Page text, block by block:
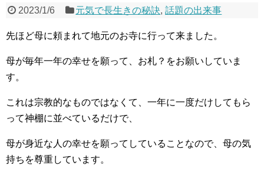
2023/1/6 元気で長生きの秘訣,話題の出来事
先ほど母に頼まれて地元のお寺に行って来ました。
母が毎年一年の幸せを願って、お札？をお願いしていま
す。
これは宗教的なものではなくて、一年に一度だけしてもら
って神棚に並べているだけで、
母が身近な人の幸せを願ってしていることなので、母の気
持ちを尊重しています。